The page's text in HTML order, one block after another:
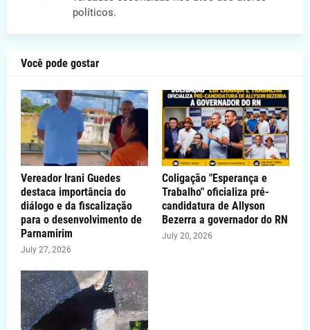
políticos.
Você pode gostar
Vereador Irani Guedes
destaca importância do
diálogo e da fiscalização
para o desenvolvimento de
Parnamirim
July 27, 2026
Coligação "Esperança e
Trabalho" oficializa pré-
candidatura de Allyson
Bezerra a governador do RN
July 20, 2026